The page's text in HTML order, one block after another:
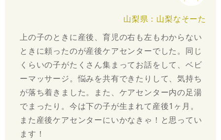
山梨県：山梨なそーた
上の子のときに産後、育児の右も左もわからない
ときに頼ったのが産後ケアセンターでした。同じ
くらいの子がたくさん集まってお話をして、ベビ
ーマッサージ。悩みを共有できたりして、気持ち
が落ち着きました。また、ケアセンター内の足湯
でまったり。今は下の子が生まれて産後1ヶ月。
また産後ケアセンターにいかなきゃ！と思ってい
ます！